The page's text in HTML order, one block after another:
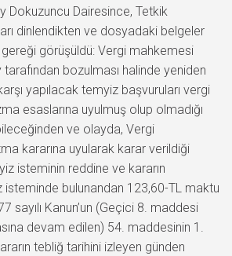
Dokuzuncu Dairesince, Tetkik
dinlendikten ve dosyadaki belgeler
görüşüldü: Vergi mahkemesi
tarafından bozulması halinde yeniden
yapılacak temyiz başvuruları vergi
esaslarına uyulmuş olup olmadığı
ve olayda, Vergi
kararına uyularak karar verildiği
isteminin reddine ve kararın
isteminde bulunandan 123,60-TL maktu
sayılı Kanun’un (Geçici 8. maddesi
devam edilen) 54. maddesinin 1.
tebliğ tarihini izleyen günden